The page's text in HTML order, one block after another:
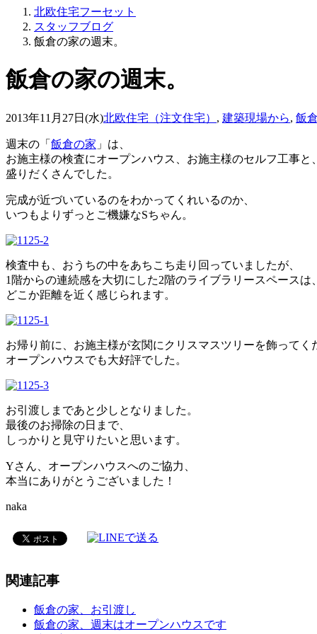
北欧住宅フーセット
スタッフブログ
飯倉の家の週末。
飯倉の家の週末。
2013年11月27日(水)北欧住宅（注文住宅） , 建築現場から, 飯
週末の「 飯倉の家 」は、
お施主様の検査にオープンハウス、お施主様のセルフ工事と、
盛りだくさんでした。
完成が近づいているのをわかってくれいるのか、
いつもよりずっとご機嫌なSちゃん。
検査中も、おうちの中をあちこち走り回っていましたが、
1階からの連続感を大切にした2階のライブラリースペースは、
どこか距離を近く感じられます。
お帰り前に、お施主様が玄関にクリスマスツリーを飾ってく
オープンハウスでも大好評でした。
お引渡しまであと少しとなりました。
最後のお掃除の日まで、
しっかりと見守りたいと思います。
Yさん、オープンハウスへのご協力、
本当にありがとうございました！
naka
関連記事
飯倉の家、お引渡し
飯倉の家、週末はオープンハウスです